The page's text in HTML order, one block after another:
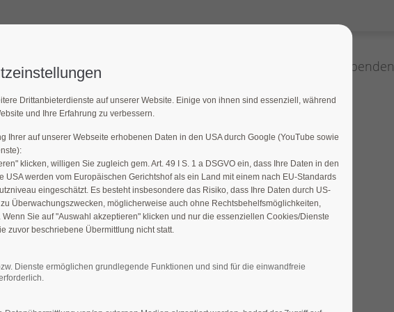
Über uns Aktiv werden / Spenden
Erste Hilfe
Erste Hilfe Fortbildung
Drittanbieterdienste auf unserer Website. Einige von ihnen sind essenziell, während
und Ihre Erfahrung zu verbessern.
Ihrer auf unserer Webseite erhobenen Daten in den USA durch Google (YouTube sowie
klicken, willigen Sie zugleich gem. Art. 49 I S. 1 a DSGVO ein, dass Ihre Daten in den
USA werden vom Europäischen Gerichtshof als ein Land mit einem nach EU-Standards
eingeschätzt. Es besteht insbesondere das Risiko, dass Ihre Daten durch US-
Überwachungszwecken, möglicherweise auch ohne Rechtsbehelfsmöglichkeiten,
Sie auf "Auswahl akzeptieren" klicken und nur die essenziellen Cookies/Dienste
zuvor beschriebene Übermittlung nicht statt.
Dienste ermöglichen grundlegende Funktionen und sind für die einwandfreie